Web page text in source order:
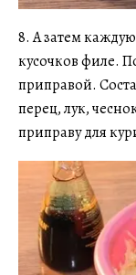
8. А затем
кусочков филе.
приправой.
перец, лук,
приправу для